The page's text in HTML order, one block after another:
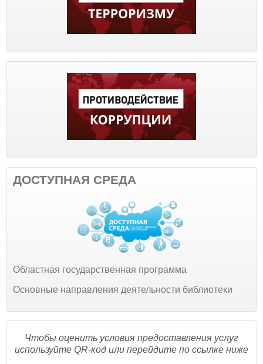
ДОСТУПНАЯ СРЕДА
Областная государственная программа
Основные направления деятельности библиотеки
Чтобы оценить условия предоставления услуг
используйте QR-код или перейдите по ссылке ниже